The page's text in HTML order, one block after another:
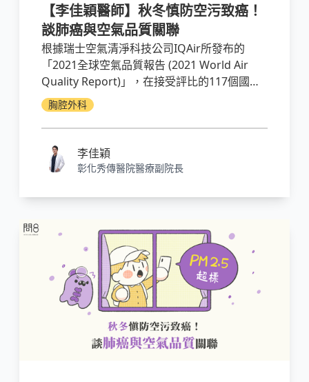
【李佳穎醫師】秋冬慎防空污致癌！
談肺癌與空氣品質關聯
根據瑞士空氣清淨科技公司IQAir所發布的
「2021全球空氣品質報告 (2021 World Air
Quality Report)」，在接受評比的117個國家
之中，台灣排在第57位，在亞洲落後於第26位
的日本、第44位的新加坡及第55位的香港。在
首都(共107個)的評比中，台北排在第38位，在
亞洲落後於第21位的日本。台灣的空污在不同
季節、不同時間會有程度上的差異。
胸腔外科
李佳穎
彰化秀傳醫院醫療副院長